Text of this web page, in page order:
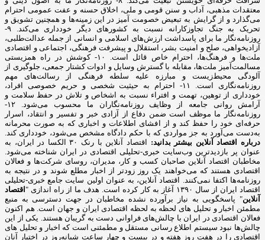
معتقدات مذهبی، آداب و سنن قومی و ملی، اخلاق حسنه و عفت عمومی احترام
می‌گذارد و از گرایش به تبعیض خصومت آمیز در این زمینه‌ها و همچنین تشویق و
تحریک به جنگ تجاوزکارانه نسبت به کشورهای دیگر خودداری می‌کند. ۹-
روزنامه‌نگار ما برای پاسداشت ارزش‌های اسلامی و انسانی از جمله عدالت‌طلبی،
آزادیخواهی، صلح و امنیت بشر، استقلال و پیشرفت فرهنگی، اجتماعی و اقتصادی
ملت‌ها و فرهنگ‌ها، احترام خاص قائل است. ۱۰- کوشش در راه همزیستی
مسالمت‌آمیز ملت‌ها، مقابله با گسترش وسایل و ادوات کشتار جمعی، جلوگیری از
آلودگی محیط‌زیست و مبارزه علیه سلطه فرهنگی از رسالت‌های مهم
روزنامه‌نگاری است. ۱۱- احترام به حیثیت شخصی و حریم خصوصی افراد،
خودداری از توهین، تهمت و افتراء نسبت به اشخاص و تلاش در حفظ سلامت و
آرامش روانی جامعه از وظایف روزنامه‌نگاران ما محسوب می‌شود. ۱۲-
روزنامه‌نگار ما موظف است ضمن دفاع از آزادی خبر و تفسیر و انتقاد، اسرار
حرفه‌ای خود را حفظ کند و از افشای اطلاعات و اخباری که به صورت محرمانه
به‌دست می‌آورد به جز مواردی که با حکم دادگاه مشخص می‌شود، خودداری کند.
درباره اقتصاد آنلاین بیشتر بدانید:
اقتصاد آنلاین با رنک ۳۰ الکسا در ایران، به
عنوان پر بازدیدترین وب‌سایت خبری-تحلیلی اقتصادی در ایران شناخته می‌شود.
مخاطبان اقتصاد آنلاین صاحبان کسب و کار، مدیران، روسای شرکت‌ها و فعالان
اقتصادی هستند که می‌خواهند یک روز زودتر از اخبار مطلع شوند و در نتیجه به
روزنامه‌ها اکتفا نمی‌کنند. اقتصاد آنلاین، به عنوان اولین سایت جامع خبری-تحلیلی
اقتصاد ایران از سال ۱۳۹۰ آغاز به کار کرده است. هدف ما از راه اندازی "
اقتصاد
آنلاین" پاسخگویی به نیاز برآورده نشده مخاطبان در جهت دسترسی به منبع
مطمئن اخبار و تحلیل های لحظه به لحظه اقتصادی ایران و جهان است. هم اکنون
فعالان اقتصادی در ایران با چالش‌های فراوانی دست به گریبان هستند. یکی از این
چالش‌ها نبود سیستم اطلاع رسانی مستقل و مطمئنی است که اخبار و تحلیل های
اقتصادی را در هفت روز هفته و در بیست و چهار ساعت شبانه‌روز در اختیار آنان